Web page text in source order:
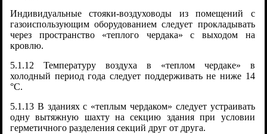
Индивидуальные стояки-воздуховоды из помещений с
газоиспользующим оборудованием следует прокладывать
через пространство «теплого чердака» с выходом на
кровлю.
5.1.12 Температуру воздуха в «теплом чердаке» в
холодный период года следует поддерживать не ниже 14
°C.
5.1.13 В зданиях с «теплым чердаком» следует устраивать
одну вытяжную шахту на секцию здания при условии
герметичного разделения секций друг от друга.